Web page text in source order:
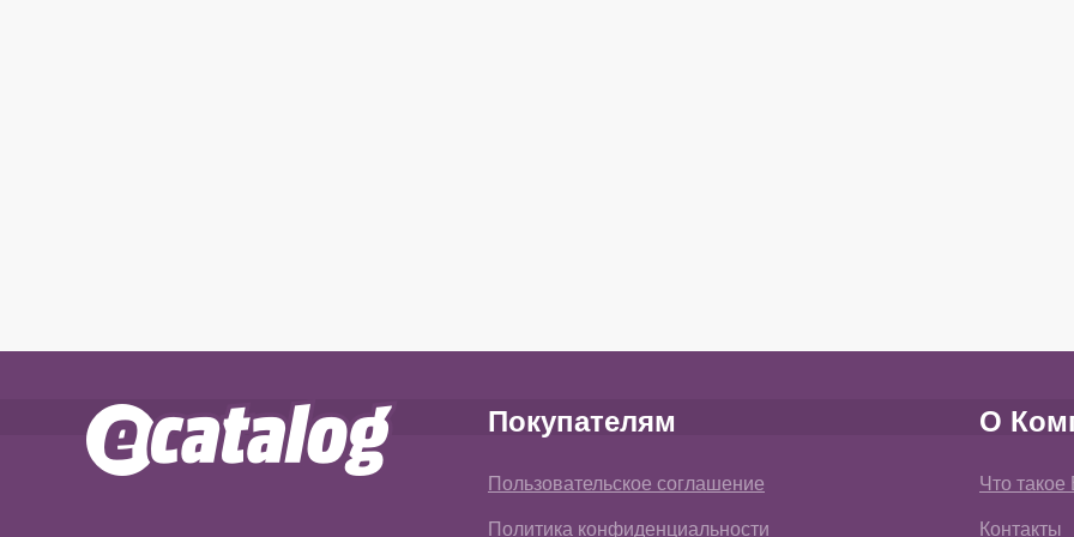
Покупателям
Пользовательское соглашение
Политика конфиденциальности
О
Что
Контакты